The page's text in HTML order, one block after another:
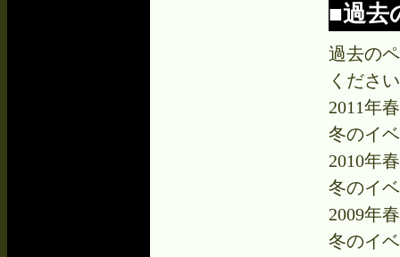
■過去
過去の
くださ
2011年
冬のイ
2010年
冬のイ
2009年
冬のイ